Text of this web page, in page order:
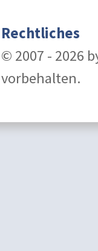
Rechtliches
© 2007 - 2026
vorbehalten.